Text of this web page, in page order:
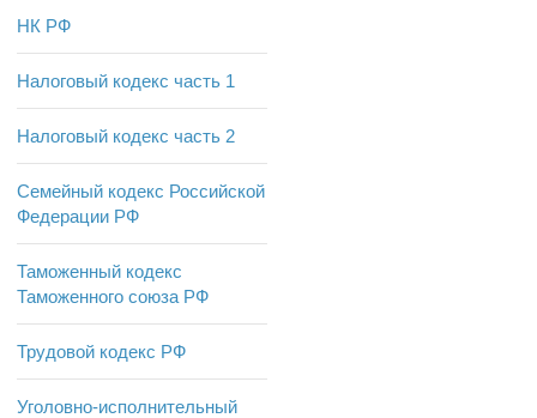
НК РФ
Налоговый кодекс часть 1
Налоговый кодекс часть 2
Семейный кодекс Российской
Федерации РФ
Таможенный кодекс
Таможенного союза РФ
Трудовой кодекс РФ
Уголовно-исполнительный